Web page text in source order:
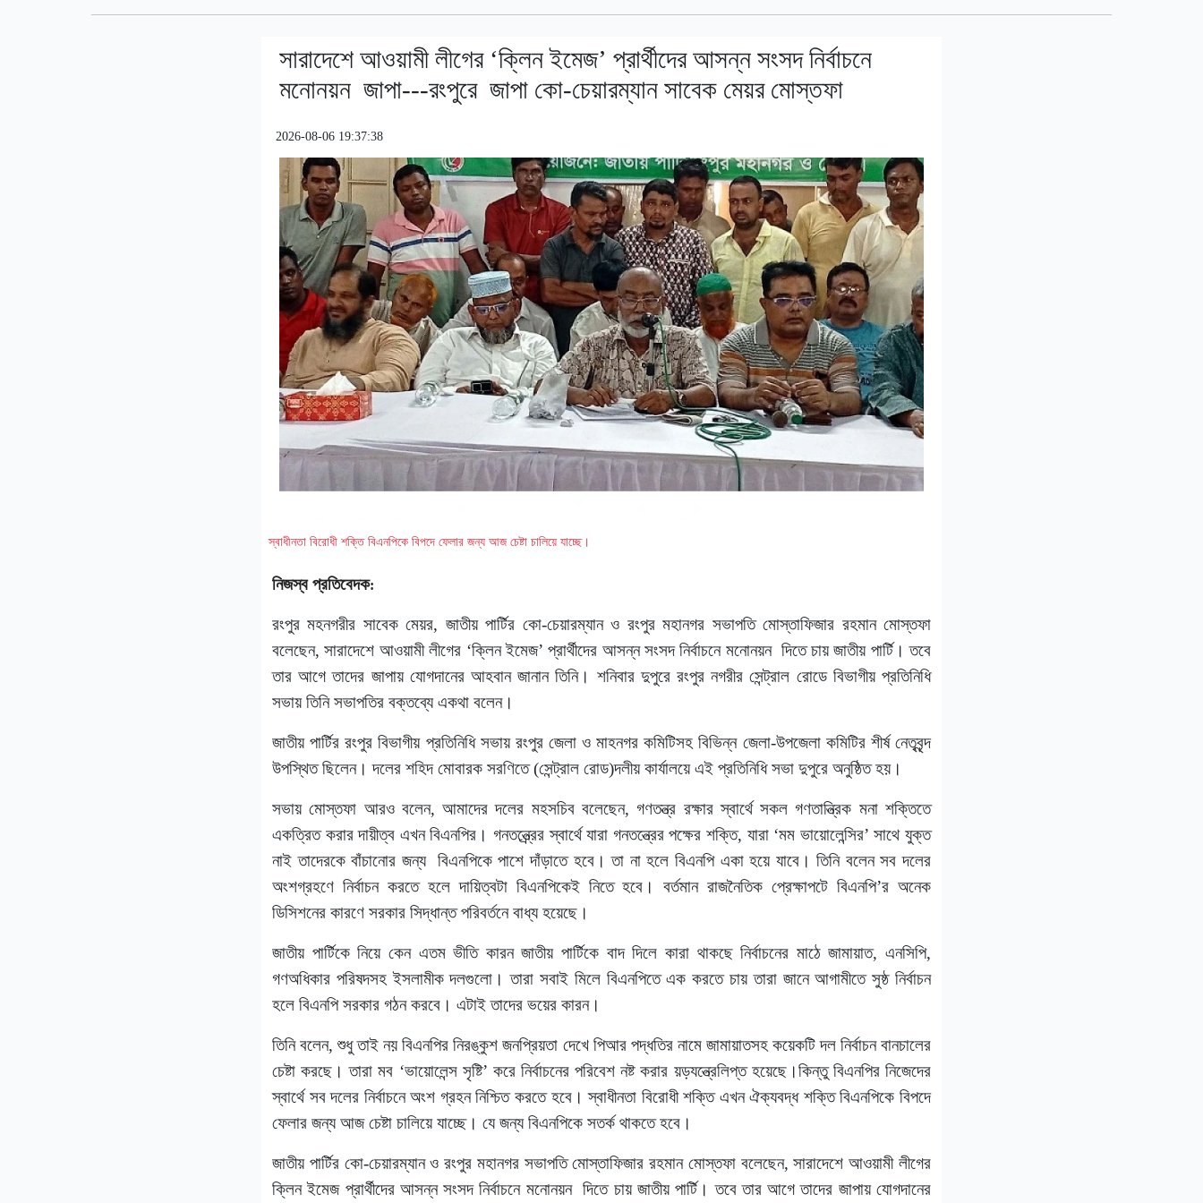
সারাদেশে আওয়ামী লীগের ‘ক্লিন ইমেজ’ প্রার্থীদের আসন্ন সংসদ নির্বাচনে
মনোনয়ন জাপা---রংপুরে জাপা কো-চেয়ারম্যান সাবেক মেয়র মোস্তফা
2026-08-06 19:37:38
স্বাধীনতা বিরোধী শক্তি বিএনপিকে বিপদে ফেলার জন্য আজ চেষ্টা চালিয়ে যাচ্ছে।
নিজস্ব প্রতিবেদক:
রংপুর মহনগরীর সাবেক মেয়র, জাতীয় পার্টির কো-চেয়ারম্যান ও রংপুর মহানগর সভাপতি মোস্তাফিজার রহমান মোস্তফা
বলেছেন, সারাদেশে আওয়ামী লীগের ‘ক্লিন ইমেজ’ প্রার্থীদের আসন্ন সংসদ নির্বাচনে মনোনয়ন দিতে চায় জাতীয় পার্টি। তবে
তার আগে তাদের জাপায় যোগদানের আহবান জানান তিনি। শনিবার দুপুরে রংপুর নগরীর সেন্ট্রাল রোডে বিভাগীয় প্রতিনিধি
সভায় তিনি সভাপতির বক্তব্যে একথা বলেন।
জাতীয় পার্টির রংপুর বিভাগীয় প্রতিনিধি সভায় রংপুর জেলা ও মাহনগর কমিটিসহ বিভিন্ন জেলা-উপজেলা কমিটির শীর্ষ নেতৃবৃন্দ
উপস্থিত ছিলেন। দলের শহিদ মোবারক সরণিতে (সেন্ট্রাল রোড)দলীয় কার্যালয়ে এই প্রতিনিধি সভা দুপুরে অনুষ্ঠিত হয়।
সভায় মোস্তফা আরও বলেন, আমাদের দলের মহসচিব বলেছেন, গণতন্ত্র রক্ষার স্বার্থে সকল গণতান্ত্রিক মনা শক্তিতে
একত্রিত করার দায়ীত্ব এখন বিএনপির। গনতন্ত্র্রের স্বার্থে যারা গনতন্ত্রের পক্ষের শক্তি, যারা ‘মম ভায়োলেন্সির’ সাথে যুক্ত
নাই তাদেরকে বাঁচানোর জন্য বিএনপিকে পাশে দাঁড়াতে হবে। তা না হলে বিএনপি একা হয়ে যাবে। তিনি বলেন সব দলের
অংশগ্রহণে নির্বাচন করতে হলে দায়িত্বটা বিএনপিকেই নিতে হবে। বর্তমান রাজনৈতিক প্রেক্ষাপটে বিএনপি’র অনেক
ডিসিশনের কারণে সরকার সিদ্ধান্ত পরিবর্তনে বাধ্য হয়েছে।
জাতীয় পার্টিকে নিয়ে কেন এতম ভীতি কারন জাতীয় পার্টিকে বাদ দিলে কারা থাকছে নির্বাচনের মাঠে জামায়াত, এনসিপি,
গণঅধিকার পরিষদসহ ইসলামীক দলগুলো। তারা সবাই মিলে বিএনপিতে এক করতে চায় তারা জানে আগামীতে সুষ্ঠ নির্বাচন
হলে বিএনপি সরকার গঠন করবে। এটাই তাদের ভয়ের কারন।
তিনি বলেন, শুধু তাই নয় বিএনপির নিরঙ্কুশ জনপ্রিয়তা দেখে পিআর পদ্ধতির নামে জামায়াতসহ কয়েকটি দল নির্বাচন বানচালের
চেষ্টা করছে। তারা মব ‘ভায়োলেন্স সৃষ্টি’ করে নির্বাচনের পরিবেশ নষ্ট করার য়ড়যন্ত্রেলিপ্ত হয়েছে।কিন্তু বিএনপির নিজেদের
স্বার্থে সব দলের নির্বাচনে অংশ গ্রহন নিশ্চিত করতে হবে। স্বাধীনতা বিরোধী শক্তি এখন ঐক্যবদ্ধ শক্তি বিএনপিকে বিপদে
ফেলার জন্য আজ চেষ্টা চালিয়ে যাচ্ছে। যে জন্য বিএনপিকে সতর্ক থাকতে হবে।
জাতীয় পার্টির কো-চেয়ারম্যান ও রংপুর মহানগর সভাপতি মোস্তাফিজার রহমান মোস্তফা বলেছেন, সারাদেশে আওয়ামী লীগের
ক্লিন ইমেজ প্রার্থীদের আসন্ন সংসদ নির্বাচনে মনোনয়ন দিতে চায় জাতীয় পার্টি। তবে তার আগে তাদের জাপায় যোগদানের